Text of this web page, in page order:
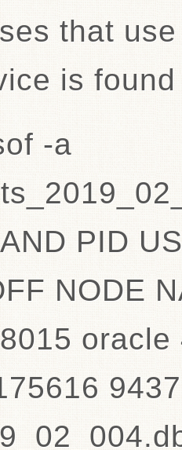
that use
is
-a
PID
NODE
oracle